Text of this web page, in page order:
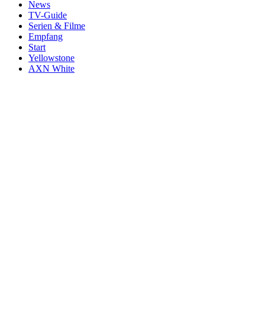
News
TV-Guide
Serien & Filme
Empfang
Start
Yellowstone
AXN White